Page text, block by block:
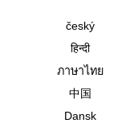
český
हिन्दी
ภาษาไทย
中国
Dansk